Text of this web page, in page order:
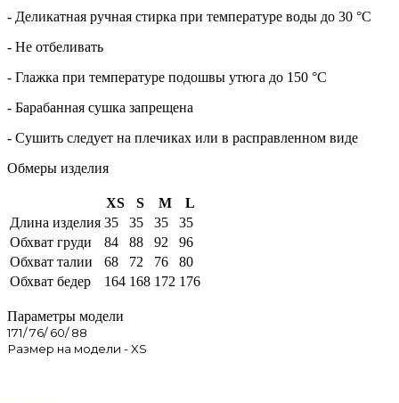
- Деликатная ручная стирка при температуре воды до 30 °C
- Не отбеливать
- Глажка при температуре подошвы утюга до 150 °C
- Барабанная сушка запрещена
- Сушить следует на плечиках или в расправленном виде
Обмеры изделия
XS S M
L
Длина изделия 35 35 35
35
Обхват груди
84 88 92
96
Обхват талии
68 72 76
80
Обхват бедер
164 168 172 176
Параметры модели
171/ 76/ 60/ 88
Размер на модели - XS